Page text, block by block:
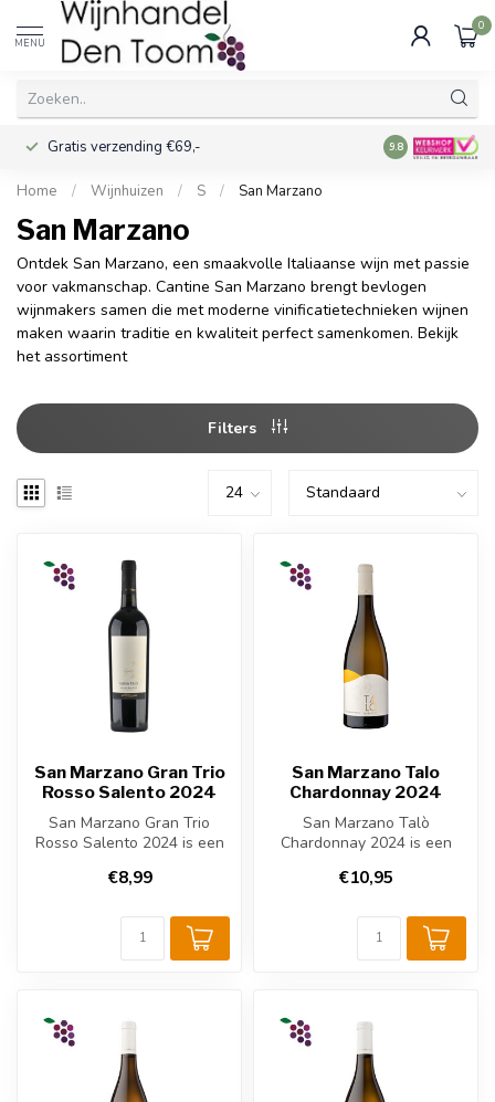
MENU
0
Gratis verzending €69,- Voor 16:00
9.8
Home / Wijnhuizen / S / San Marzano
San Marzano
Ontdek San Marzano, een smaakvolle Italiaanse wijn met passie
voor vakmanschap. Cantine San Marzano brengt bevlogen
wijnmakers samen die met moderne vinificatietechnieken wijnen
maken waarin traditie en kwaliteit perfect samenkomen. Bekijk
het assortiment
Filters
San Marzano Gran Trio
Rosso Salento 2024
San Marzano Gran Trio
Rosso Salento 2024 is een
Puglia....
€8,99
San Marzano Talo
Chardonnay 2024
San Marzano Talò
Chardonnay 2024 is een
uit Puglia. ...
€10,95